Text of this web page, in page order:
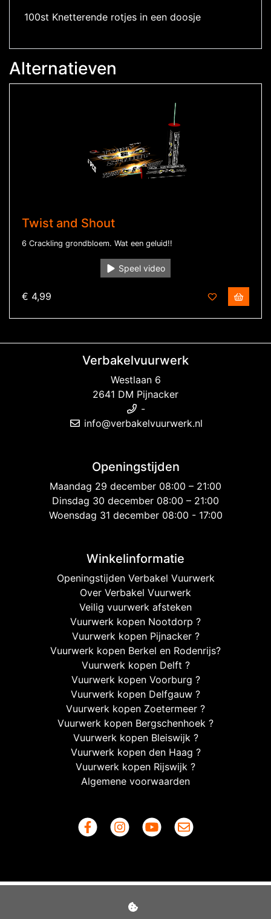
100st Knetterende rotjes in een doosje
Alternatieven
Twist and Shout
6 Crackling grondbloem. Wat een geluid!!
Speel video
€ 4,99
Verbakelvuurwerk
Westlaan 6
2641 DM Pijnacker
-
info@verbakelvuurwerk.nl
Openingstijden
Maandag 29 december 08:00 – 21:00
Dinsdag 30 december 08:00 – 21:00
Woensdag 31 december 08:00 - 17:00
Winkelinformatie
Openingstijden Verbakel Vuurwerk
Over Verbakel Vuurwerk
Veilig vuurwerk afsteken
Vuurwerk kopen Nootdorp ?
Vuurwerk kopen Pijnacker ?
Vuurwerk kopen Berkel en Rodenrijs?
Vuurwerk kopen Delft ?
Vuurwerk kopen Voorburg ?
Vuurwerk kopen Delfgauw ?
Vuurwerk kopen Zoetermeer ?
Vuurwerk kopen Bergschenhoek ?
Vuurwerk kopen Bleiswijk ?
Vuurwerk kopen den Haag ?
Vuurwerk kopen Rijswijk ?
Algemene voorwaarden